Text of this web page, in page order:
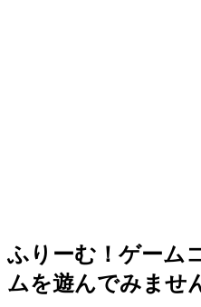
ふりーむ！ゲーム
ムを遊んでみませ